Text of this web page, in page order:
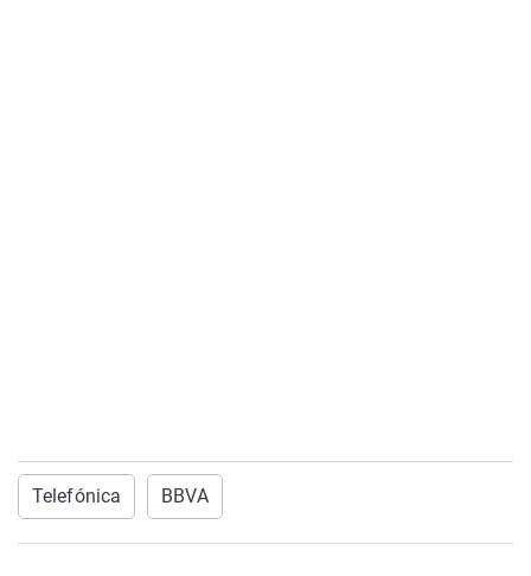
Telefónica BBVA